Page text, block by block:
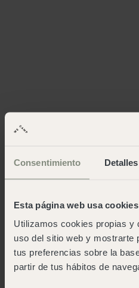
Consentimiento Detalles
Esta página web usa cookies
Utilizamos cookies propias y
uso del sitio web y mostrarte
tus preferencias sobre la
partir de tus hábitos de